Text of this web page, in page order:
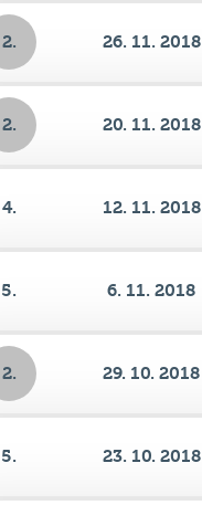
2. 20. 11. 2018
4. 12. 11. 2018
5. 6. 11. 2018
2. 29. 10. 2018
5. 23. 10. 2018
3. 15. 10. 2018